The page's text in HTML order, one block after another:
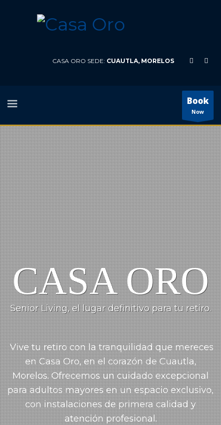
CASA ORO SEDE: CUAUTLA, MORELOS
Book
Now
CASA ORO
Senior Living, el lugar definitivo para tu retiro.
Vive tu retiro con la tranquilidad que mereces
en Casa Oro, en el corazón de Cuautla,
Morelos.Ofrecemos un cuidadoexcepcional
para adultos mayores en un espacio exclusivo,
con instalaciones de primera calidad y
atención profesional.